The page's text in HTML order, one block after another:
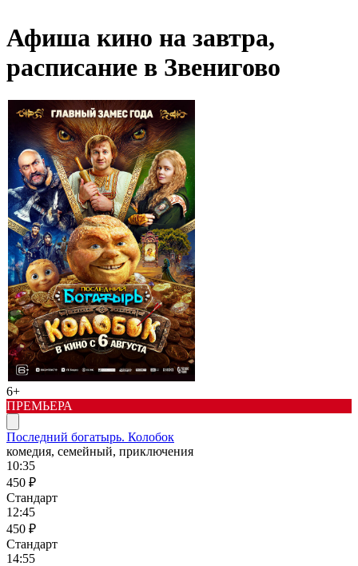
Афиша кино на завтра,
расписание в Звенигово
6+
ПРЕМЬЕРА
Последний богатырь. Колобок
комедия, семейный, приключения
10:35
450 ₽
Стандарт
12:45
450 ₽
Стандарт
14:55